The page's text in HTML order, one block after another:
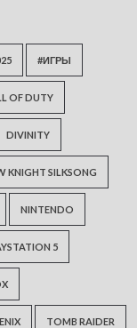
#ИГРЫ
OF DUTY
DIVINITY
KNIGHT SILKSONG
NINTENDO
5
TOMB RAIDER